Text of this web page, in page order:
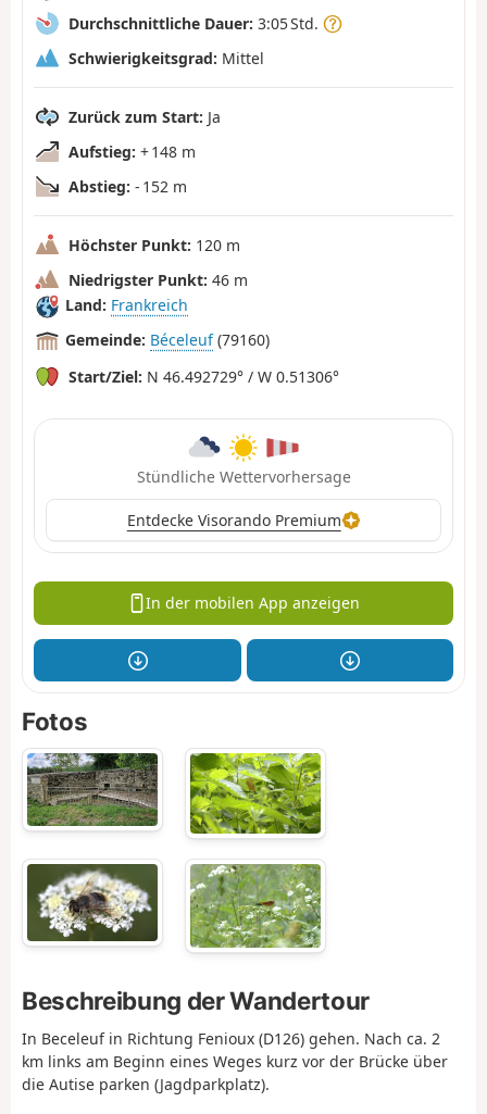
Durchschnittliche Dauer: 3:05 Std.
Schwierigkeitsgrad: Mittel
Zurück zum Start: Ja
Aufstieg: + 148 m
Abstieg: - 152 m
Höchster Punkt: 120 m
Niedrigster Punkt: 46 m
Land: Frankreich
Gemeinde: Béceleuf(79160)
Start/Ziel: N 46.492729° / W 0.51306°
Stündliche Wettervorhersage
Entdecke Visorando Premium
In der mobilen App anzeigen
Fotos
Beschreibung der Wandertour
In Beceleuf in Richtung Fenioux (D126) gehen. Nach ca. 2
km links am Beginn eines Weges kurz vor der Brücke über
die Autise parken (Jagdparkplatz).